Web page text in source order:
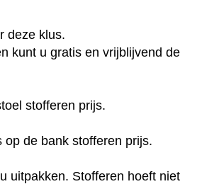
deze klus.
kunt u gratis en vrijblijvend de
stofferen prijs.
de bank stofferen prijs.
uitpakken. Stofferen hoeft niet